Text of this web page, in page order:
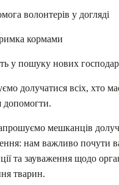
волонтерів у догляді
кормами
у пошуку нових
долучатися всіх, хто
допомогти.
мешканців
нам важливо почути
та зауваження щодо
тварин.